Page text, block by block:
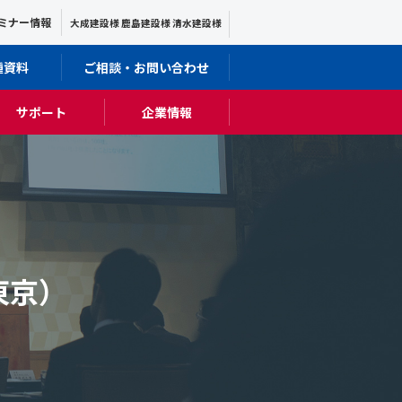
サポート 企業情報
ナー情報 大成建設様 鹿島建設様 清水建設様
料 ご相談・お問い合わせ
）